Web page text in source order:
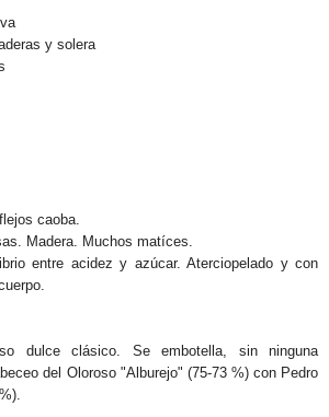
y solera
caoba.
Madera. Muchos matíces.
entre acidez y azúcar. Aterciopelado y con
dulce clásico. Se embotella, sin ninguna
del Oloroso "Alburejo" (75-73 %) con Pedro